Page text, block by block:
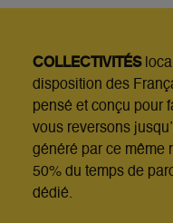
COLLECTIVITÉS
disposition des
pensé et conçu pour
vous reversons
généré par ce même
50% du temps de
dédié.